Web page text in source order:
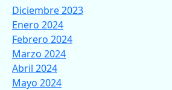
Diciembre 2023
Enero 2024
Febrero 2024
Marzo 2024
Abril 2024
Mayo 2024